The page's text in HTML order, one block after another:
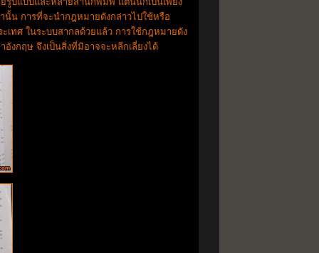
นั้น การที่จะนำกฎหมายดังกล่าวไปใช้หรือ
เทศ ในระบบสากลด้วยแล้ว การใช้กฎหมายดัง
อังกฤษ จึงเป็นสิ่งที่มิอาจจะหลีกเลี่ยงได้